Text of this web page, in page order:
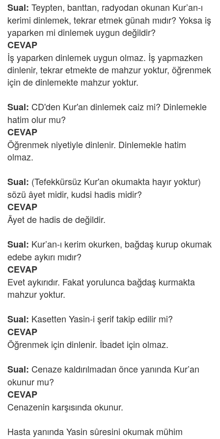
Sual: Teypten, banttan, radyodan okunan Kur’an-ı
kerimi dinlemek, tekrar etmek günah mıdır? Yoksa iş
yaparken mi dinlemek uygun değildir?
CEVAP
İş yaparken dinlemek uygun olmaz. İş yapmazken
dinlenir, tekrar etmekte de mahzur yoktur, öğrenmek
için de dinlemekte mahzur yoktur.
Sual: CD'den Kur'an dinlemek caiz mi? Dinlemekle
hatim olur mu?
CEVAP
Öğrenmek niyetiyle dinlenir. Dinlemekle hatim
olmaz.
Sual: (Tefekkürsüz Kur'an okumakta hayır yoktur)
sözü âyet midir, kudsi hadis midir?
CEVAP
Âyet de hadis de değildir.
Sual: Kur’an-ı kerim okurken, bağdaş kurup okumak
edebe aykırı mıdır?
CEVAP
Evet aykırıdır. Fakat yorulunca bağdaş kurmakta
mahzur yoktur.
Sual: Kasetten Yasin-i şerif takip edilir mi?
CEVAP
Öğrenmek için dinlenir. İbadet için olmaz.
Sual: Cenaze kaldırılmadan önce yanında Kur’an
okunur mu?
CEVAP
Cenazenin karşısında okunur.
Hasta yanında Yasin sûresini okumak mühim